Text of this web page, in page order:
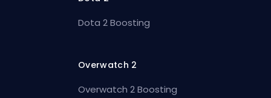
Dota 2 Boosting
Overwatch 2
Overwatch 2 Boosting